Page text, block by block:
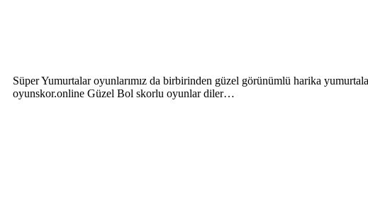
Süper Yumurtalar oyunlarımız da birbirinden güzel görünümlü harika
oyunskor.online Güzel Bol skorlu oyunlar diler…